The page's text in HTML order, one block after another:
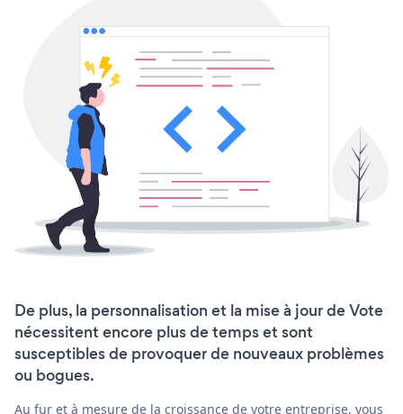
De plus, la personnalisation et la mise à jour de Vote
nécessitent encore plus de temps et sont
susceptibles de provoquer de nouveaux problèmes
ou bogues.
Au fur et à mesure de la croissance de votre entreprise, vous